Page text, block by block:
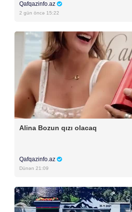
Qafqazinfo.az
2 gün öncə 15:22
Alina Bozun qızı olacaq
Qafqazinfo.az
Dünən 21:09